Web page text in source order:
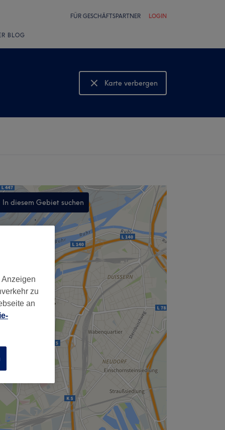
FÜR GESCHÄFTSPARTNER LOGIN
BLOG
Karte verbergen
Karte anzeigen
In diesem Gebiet suchen
,
zu
an